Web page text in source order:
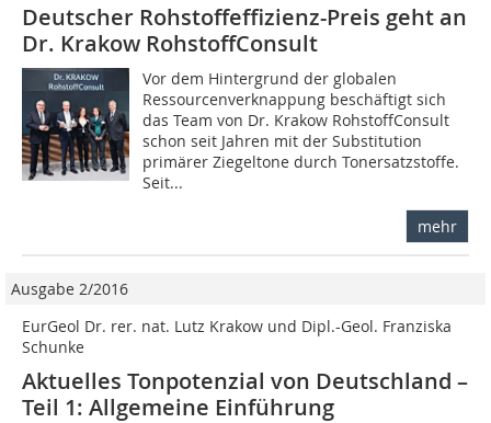
Deutscher Rohstoffeffizienz-Preis geht an
Dr. Krakow RohstoffConsult
Vor dem Hintergrund der globalen
Ressourcenverknappung beschäftigt sich
das Team von Dr. Krakow RohstoffConsult
schon seit Jahren mit der Substitution
primärer Ziegeltone durch Tonersatzstoffe.
Seit...
mehr
Ausgabe 2/2016
EurGeol Dr. rer. nat. Lutz Krakow und Dipl.-Geol. Franziska
Schunke
Aktuelles Tonpotenzial von Deutschland –
Teil 1: Allgemeine Einführung